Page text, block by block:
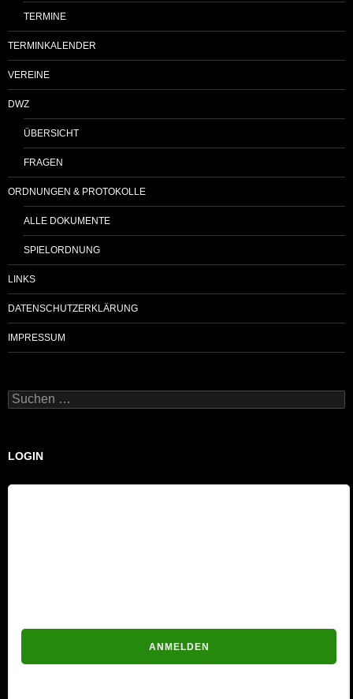
TERMINE
TERMINKALENDER
VEREINE
DWZ
ÜBERSICHT
FRAGEN
ORDNUNGEN & PROTOKOLLE
ALLE DOKUMENTE
SPIELORDNUNG
LINKS
DATENSCHUTZERKLÄRUNG
IMPRESSUM
Suchen
nach:
LOGIN